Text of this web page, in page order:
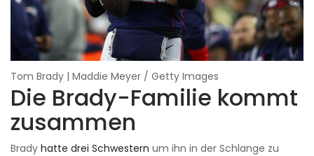
Tom Brady | Maddie Meyer / Getty Images
Die Brady-Familie kommt
zusammen
Brady hatte drei Schwestern um ihn in der Schlange zu